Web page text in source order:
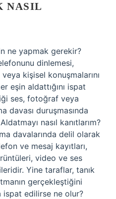
NASIL
ne yapmak gerekir?
dinlemesi,
kişisel konuşmalarını
eşin aldattığını ispat
ses, fotoğraf veya
davası duruşmasında
nasıl kanıtlarım?
davalarında delil olarak
ve mesaj kayıtları,
video ve ses
Yine taraflar, tanık
gerçekleştiğini
edilirse ne olur?